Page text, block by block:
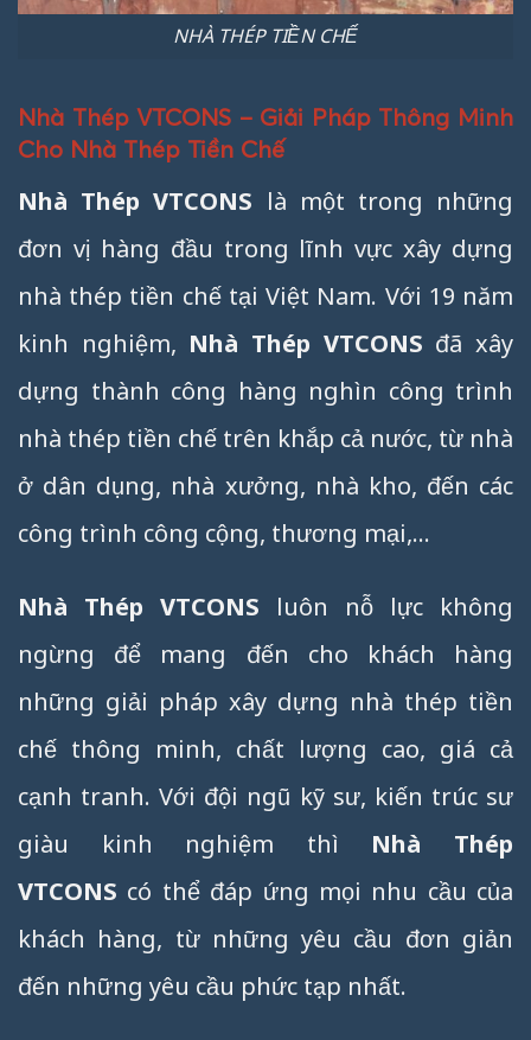
NHÀ THÉP TIỀN CHẾ
Nhà Thép VTCONS – Giải Pháp Thông Minh
Cho Nhà Thép Tiền Chế
Nhà Thép VTCONS là một trong những
đơn vị hàng đầu trong lĩnh vực xây dựng
nhà thép tiền chế tại Việt Nam. Với 19 năm
kinh nghiệm, Nhà Thép VTCONS đã xây
dựng thành công hàng nghìn công trình
nhà thép tiền chế trên khắp cả nước, từ nhà
ở dân dụng, nhà xưởng, nhà kho, đến các
công trình công cộng, thương mại,…
Nhà Thép VTCONS luôn nỗ lực không
ngừng để mang đến cho khách hàng
những giải pháp xây dựng nhà thép tiền
chế thông minh, chất lượng cao, giá cả
cạnh tranh. Với đội ngũ kỹ sư, kiến trúc sư
giàu kinh nghiệm thì Nhà Thép
VTCONS có thể đáp ứng mọi nhu cầu của
khách hàng, từ những yêu cầu đơn giản
đến những yêu cầu phức tạp nhất.